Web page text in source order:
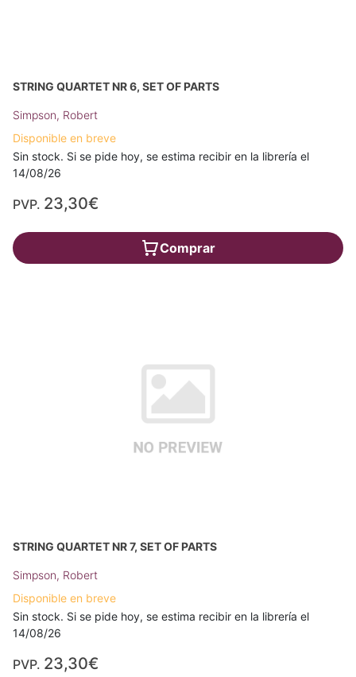
STRING QUARTET NR 6, SET OF PARTS
Simpson, Robert
Disponible en breve
Sin stock. Si se pide hoy, se estima recibir en la librería el
14/08/26
PVP. 23,30€
Comprar
STRING QUARTET NR 7, SET OF PARTS
Simpson, Robert
Disponible en breve
Sin stock. Si se pide hoy, se estima recibir en la librería el
14/08/26
PVP. 23,30€